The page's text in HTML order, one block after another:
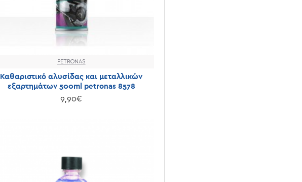
PETRONAS
Καθαριστικό αλυσίδας και μεταλλικών
εξαρτημάτων 500ml petronas 8578
9,90€